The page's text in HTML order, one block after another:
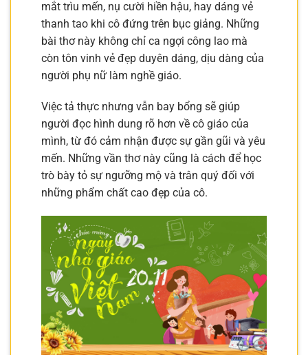
mắt trìu mến, nụ cười hiền hậu, hay dáng vẻ
thanh tao khi cô đứng trên bục giảng. Những
bài thơ này không chỉ ca ngợi công lao mà
còn tôn vinh vẻ đẹp duyên dáng, dịu dàng của
người phụ nữ làm nghề giáo.
Việc tả thực nhưng vẫn bay bổng sẽ giúp
người đọc hình dung rõ hơn về cô giáo của
mình, từ đó cảm nhận được sự gần gũi và yêu
mến. Những vần thơ này cũng là cách để học
trò bày tỏ sự ngưỡng mộ và trân quý đối với
những phẩm chất cao đẹp của cô.